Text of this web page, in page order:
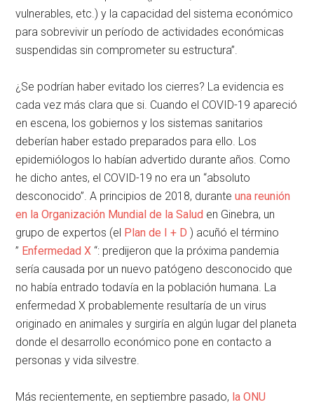
vulnerables, etc.) y la capacidad del sistema económico
para sobrevivir un período de actividades económicas
suspendidas sin comprometer su estructura”.
¿Se podrían haber evitado los cierres? La evidencia es
cada vez más clara que si. Cuando el COVID-19 apareció
en escena, los gobiernos y los sistemas sanitarios
deberían haber estado preparados para ello. Los
epidemiólogos lo habían advertido durante años. Como
he dicho antes, el COVID-19 no era un “absoluto
desconocido”. A principios de 2018, duranteuna reunión
en la Organización Mundial de la Salud en Ginebra, un
grupo de expertos (el Plan de I + D ) acuñó el término
” Enfermedad X “: predijeron que la próxima pandemia
sería causada por un nuevo patógeno desconocido que
no había entrado todavía en la población humana. La
enfermedad X probablemente resultaría de un virus
originado en animales y surgiría en algún lugar del planeta
donde el desarrollo económico pone en contacto a
personas y vida silvestre.
Más recientemente, en septiembre pasado, la ONU